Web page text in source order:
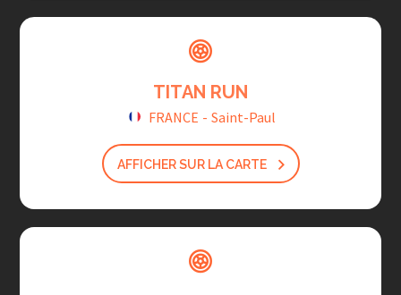
TITAN RUN
FRANCE - Saint-Paul
AFFICHER SUR LA CARTE